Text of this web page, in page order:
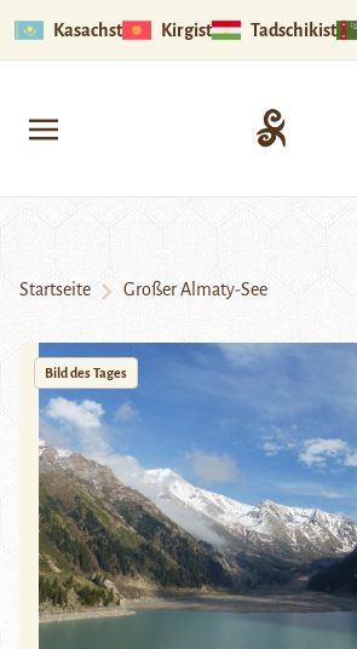
Kasachstan Kirgistan Tadschikistan
Startseite Großer Almaty-See
Bild des Tages